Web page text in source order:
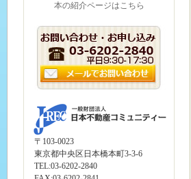
本の紹介ページはこちら
〒103-0023
東京都中央区日本橋本町3-3-6
TEL:03-6202-2840